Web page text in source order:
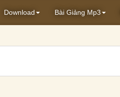
Download Bài Giảng Mp3